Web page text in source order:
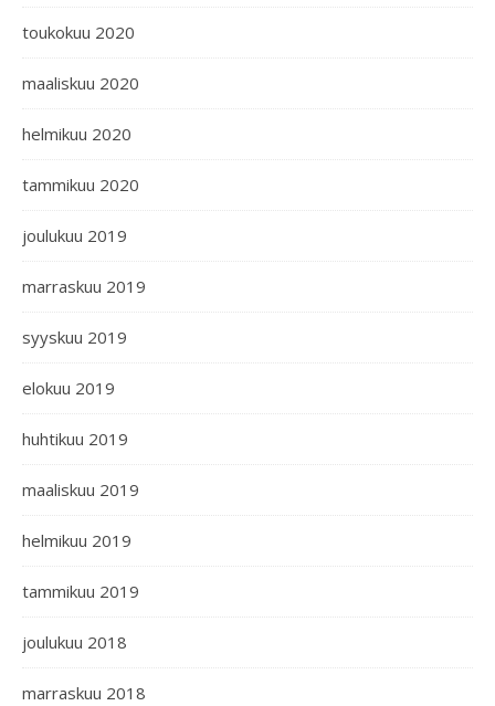
toukokuu 2020
maaliskuu 2020
helmikuu 2020
tammikuu 2020
joulukuu 2019
marraskuu 2019
syyskuu 2019
elokuu 2019
huhtikuu 2019
maaliskuu 2019
helmikuu 2019
tammikuu 2019
joulukuu 2018
marraskuu 2018